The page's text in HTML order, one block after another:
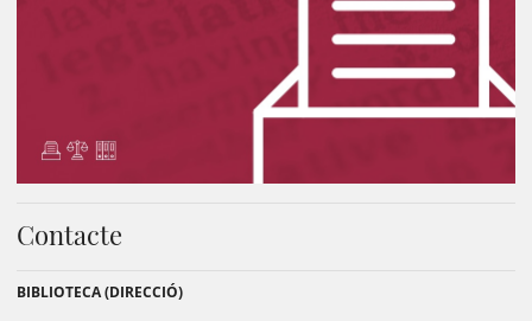
Contacte
BIBLIOTECA (DIRECCIÓ)